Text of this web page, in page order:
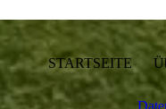
STARTSEITE